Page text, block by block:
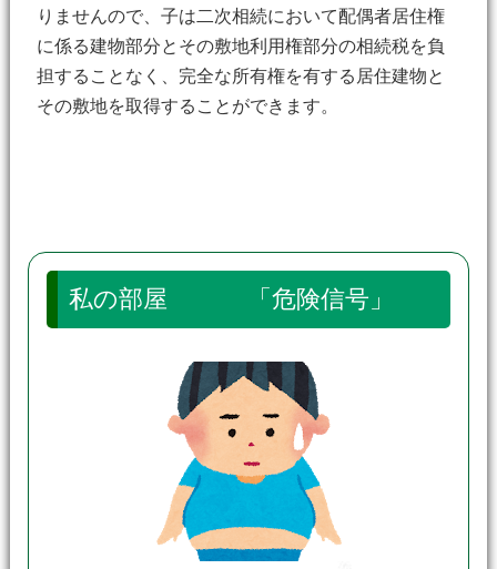
りませんので、子は二次相続において配偶者居住権
に係る建物部分とその敷地利用権部分の相続税を負
担することなく、完全な所有権を有する居住建物と
その敷地を取得することができます。
私の部屋 「危険信号」